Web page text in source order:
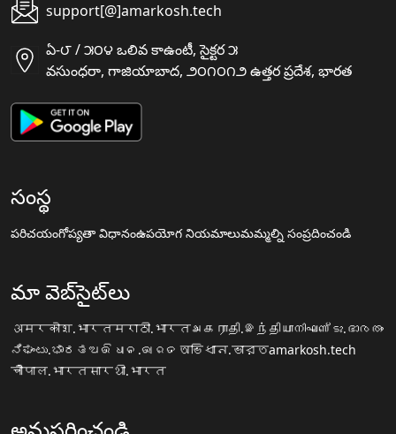
support[@]amarkosh.tech
ఏ-౮ / ౫౦౪ ఒలివ కాఉంటీ, సైక్టర ౫
వసుంధరా, గాజియాబాద, ౨౦౧౦౧౨ ఉత్తర ప్రదేశ, భారత
సంస్థ
పరిచయంగోప్యతా విధానంఉపయోగ నియమాలుమమ్మల్ని సంప్రదించండి
మా వెబ్‌సైట్‌లు
अमरकोश.भारतमराठी.भारतஅகராதி.இந்தியாനിഘണ്ടു.ഭാരതം
ನಿಘಂಟು.ಭಾರತ ଅଭିଧାନ.ଭାରତ অভিধান.ভারতamarkosh.tech
चौपाल.भारतसारथी.भारत